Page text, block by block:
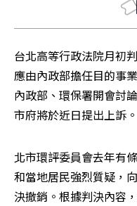
台北高等行政法院月初
應由內政部擔任目的事
內政部、環保署開會討
市府將於近日提出上訴。
北市環評委員會去年有
和當地居民強烈質疑，
決撤銷。根據判決內容